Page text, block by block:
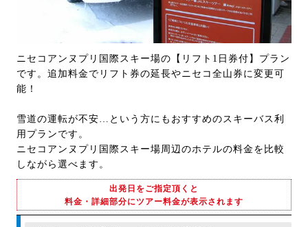
ニセコアンヌプリ国際スキー場の【リフト1日券付】プラン
です。追加料金でリフト券の延長やニセコ全山券に変更可
能！
雪道の運転が不安…という方にもおすすめのスキーバス利
用プランです。
ニセコアンヌプリ国際スキー場周辺のホテルの料金を比較
しながら選べます。
出発日をご指定頂くと
料金・詳細部分にツアー料金が表示されます